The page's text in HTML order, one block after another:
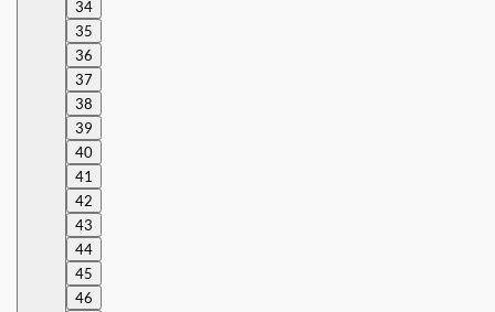
34
35
36
37
38
39
40
41
42
43
44
45
46